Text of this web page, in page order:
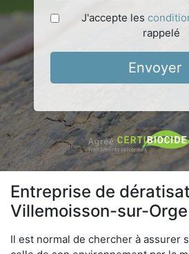
J'accepte les
rappelé
Envoyer
Entreprise de
Villemoisson-sur-
Il est normal de chercher à assurer